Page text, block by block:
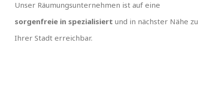
Unser Räumungsunternehmen ist auf eine
sorgenfreie in spezialisiert und in nächster Nähe zu
Ihrer Stadt erreichbar.